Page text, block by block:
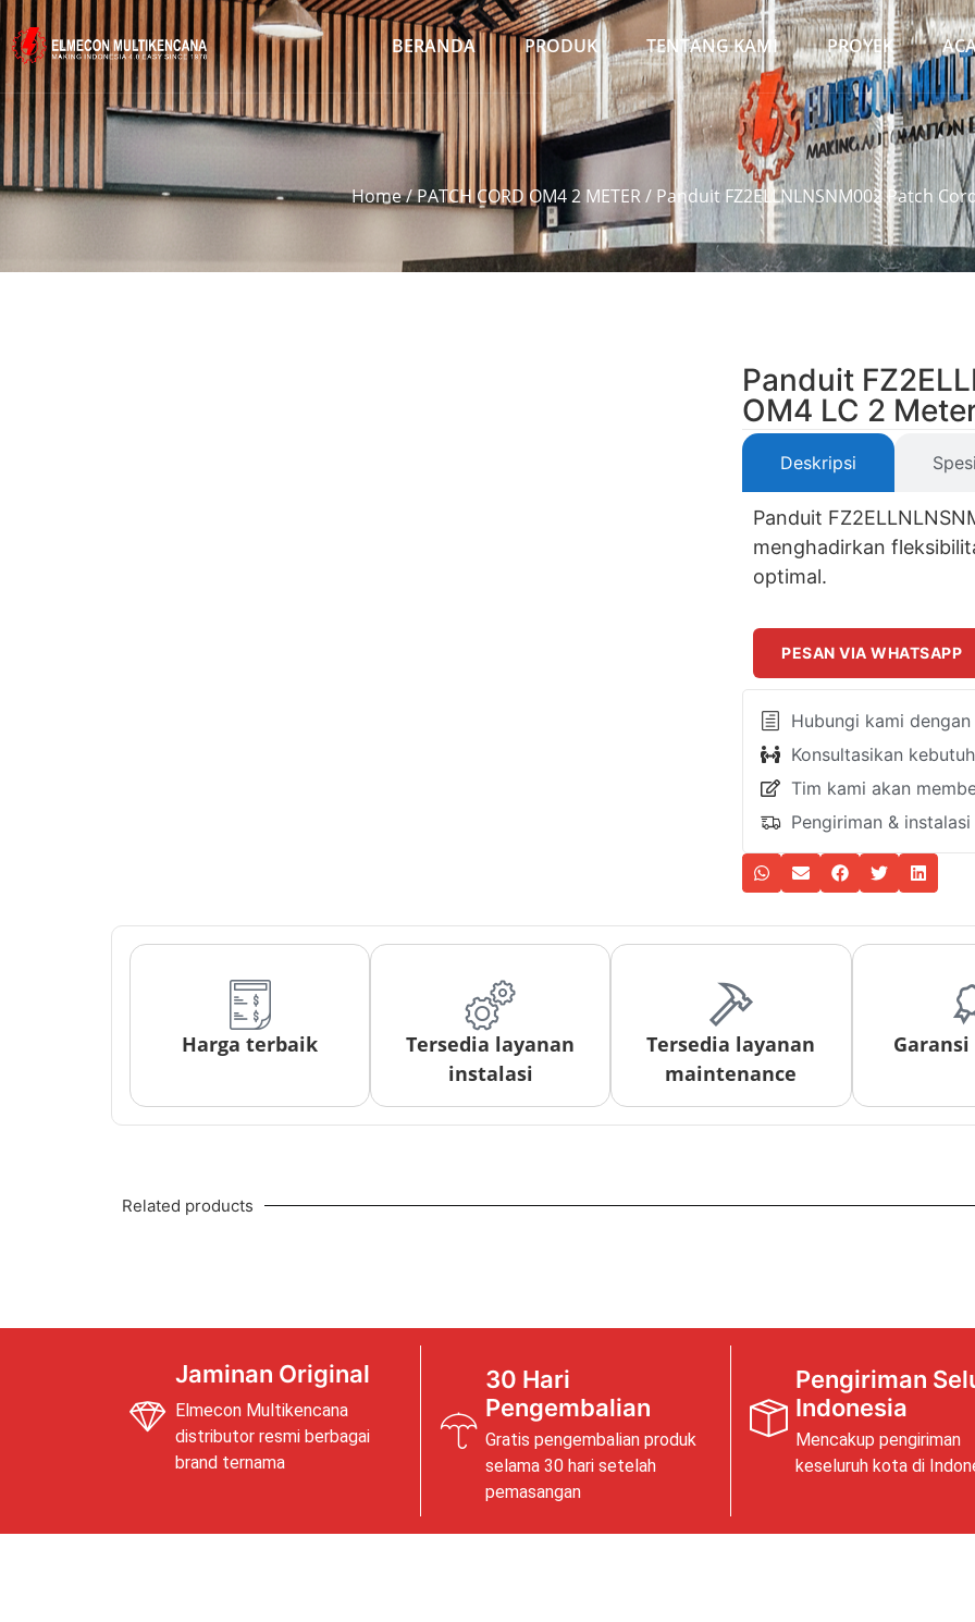
BERANDA PRODUK TENTANG KAMI PROYEK
Home/PATCH CORD OM4 2 METER/ Panduit FZ2ELLNLNSNM002 Patch
Panduit
OM4 LC 2
Deskripsi
Panduit
menghadirkan
optimal.
PESAN VIA WHATSAPP
Hubungi kami
Konsultasikan
Tim kami akan
Pengiriman &
Harga terbaik
Tersedia layanan
instalasi
Tersedia layanan
maintenance
Related products
Jaminan Original
Elmecon Multikencana
distributor resmi berbagai
brand ternama
30 Hari
Pengembalian
Gratis pengembalian produk
selama 30 hari setelah
pemasangan
Pengiriman
Indonesia
Mencakup pengiriman
keseluruh kota di